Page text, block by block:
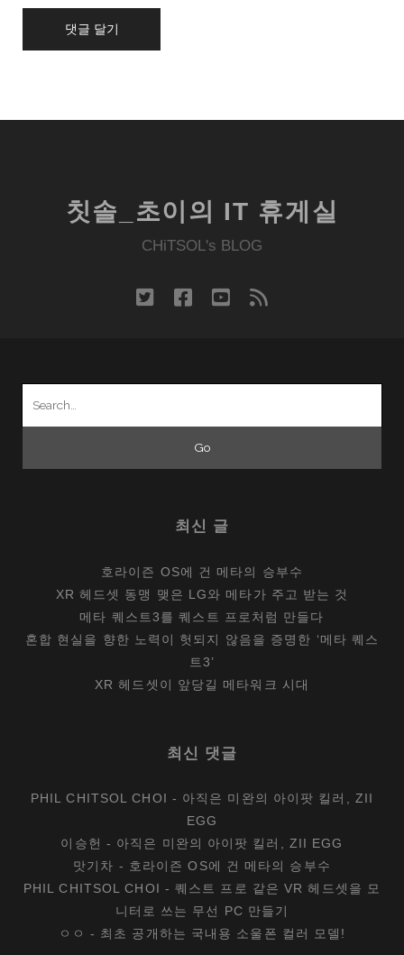
칫솔_초이의 IT 휴게실
CHiTSOL's BLOG
twitterfacebook
youtube
rss
최신 글
호라이즌 OS에 건 메타의 승부수
XR 헤드셋 동맹 맺은 LG와 메타가 주고 받는 것
메타 퀘스트3를 퀘스트 프로처럼 만들다
혼합 현실을 향한 노력이 헛되지 않음을 증명한 ‘메타 퀘스
트3’
XR 헤드셋이 앞당길 메타워크 시대
최신 댓글
PHIL CHITSOL CHOI - 아직은 미완의 아이팟 킬러, ZII
EGG
이승헌 - 아직은 미완의 아이팟 킬러, ZII EGG
맛기차 - 호라이즌 OS에 건 메타의 승부수
PHIL CHITSOL CHOI -퀘스트 프로 같은 VR 헤드셋을 모
니터로 쓰는 무선 PC 만들기
ㅇㅇ - 최초 공개하는 국내용 소울폰 컬러 모델!